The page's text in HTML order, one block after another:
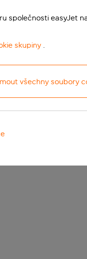
společnosti easyJet
skupiny .
všechny soubory